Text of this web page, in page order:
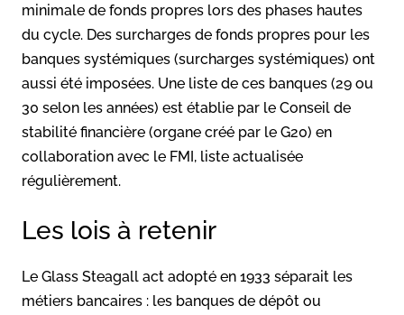
minimale de fonds propres lors des phases hautes
du cycle. Des surcharges de fonds propres pour les
banques systémiques (surcharges systémiques) ont
aussi été imposées. Une liste de ces banques (29 ou
30 selon les années) est établie par le Conseil de
stabilité financière (organe créé par le G20) en
collaboration avec le FMI, liste actualisée
régulièrement.
Les lois à retenir
Le Glass Steagall act adopté en 1933 séparait les
métiers bancaires : les banques de dépôt ou